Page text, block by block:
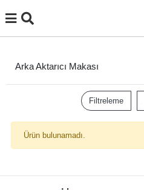
Arka Aktarıcı Makası
Filtreleme
Ürün bulunamadı.